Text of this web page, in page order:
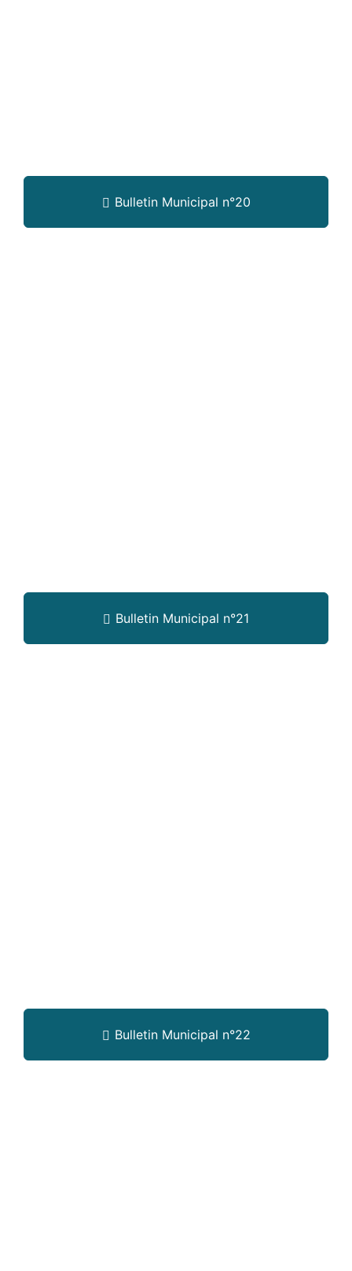
Bulletin Municipal n°20
Bulletin Municipal n°21
Bulletin Municipal n°22